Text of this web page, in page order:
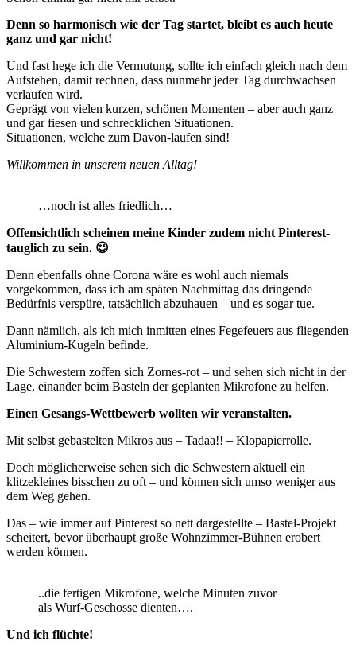
Denn so harmonisch wie der Tag startet, bleibt es auch heute
ganz und gar nicht!
Und fast hege ich die Vermutung, sollte ich einfach gleich nach dem
Aufstehen, damit rechnen, dass nunmehr jeder Tag durchwachsen
verlaufen wird.
Geprägt von vielen kurzen, schönen Momenten – aber auch ganz
und gar fiesen und schrecklichen Situationen.
Situationen, welche zum Davon-laufen sind!
Willkommen in unserem neuen Alltag!
…noch ist alles friedlich…
Offensichtlich scheinen meine Kinder zudem nicht Pinterest-
tauglich zu sein. 😉
Denn ebenfalls ohne Corona wäre es wohl auch niemals
vorgekommen, dass ich am späten Nachmittag das dringende
Bedürfnis verspüre, tatsächlich abzuhauen – und es sogar tue.
Dann nämlich, als ich mich inmitten eines Fegefeuers aus fliegenden
Aluminium-Kugeln befinde.
Die Schwestern zoffen sich Zornes-rot – und sehen sich nicht in der
Lage, einander beim Basteln der geplanten Mikrofone zu helfen.
Einen Gesangs-Wettbewerb wollten wir veranstalten.
Mit selbst gebastelten Mikros aus – Tadaa!! – Klopapierrolle.
Doch möglicherweise sehen sich die Schwestern aktuell ein
klitzekleines bisschen zu oft – und können sich umso weniger aus
dem Weg gehen.
Das – wie immer auf Pinterest so nett dargestellte – Bastel-Projekt
scheitert, bevor überhaupt große Wohnzimmer-Bühnen erobert
werden können.
..die fertigen Mikrofone, welche Minuten zuvor
als Wurf-Geschosse dienten….
Und ich flüchte!